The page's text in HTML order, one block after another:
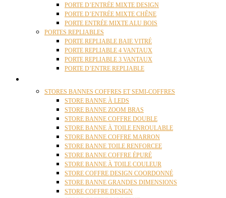
PORTE D’ENTRÉE MIXTE DESIGN
PORTE D’ENTRÉE MIXTE CHÊNE
PORTE ENTRÉE MIXTE ALU BOIS
PORTES REPLIABLES
PORTE REPLIABLE BAIE VITRÉ
PORTE REPLIABLE 4 VANTAUX
PORTE REPLIABLE 3 VANTAUX
PORTE D’ENTRE REPLIABLE
STORES BANNES COFFRES ET SEMI-COFFRES
STORE BANNE À LEDS
STORE BANNE ZOOM BRAS
STORE BANNE COFFRE DOUBLE
STORE BANNE À TOILE ENROULABLE
STORE BANNE COFFRE MARRON
STORE BANNE TOILE RENFORCEE
STORE BANNE COFFRE ÉPURÉ
STORE BANNE À TOILE COULEUR
STORE COFFRE DESIGN COORDONNÉ
STORE BANNE GRANDES DIMENSIONS
STORE COFFRE DESIGN